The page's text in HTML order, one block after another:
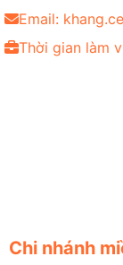
Email:
Thời gian làm
Chi nhánh